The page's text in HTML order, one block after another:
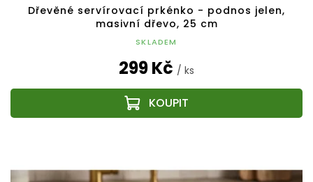
Dřevěné servírovací prkénko - podnos jelen,
masivní dřevo, 25 cm
SKLADEM
299 Kč / ks